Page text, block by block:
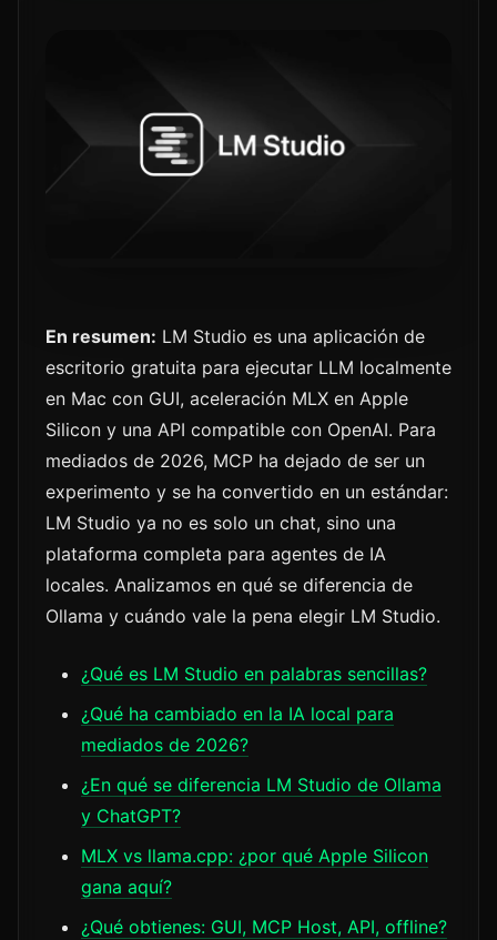
En resumen: LM Studio es una aplicación de
escritorio gratuita para ejecutar LLM localmente
en Mac con GUI, aceleración MLX en Apple
Silicon y una API compatible con OpenAI. Para
mediados de 2026, MCP ha dejado de ser un
experimento y se ha convertido en un estándar:
LM Studio ya no es solo un chat, sino una
plataforma completa para agentes de IA
locales. Analizamos en qué se diferencia de
Ollama y cuándo vale la pena elegir LM Studio.
¿Qué es LM Studio en palabras sencillas?
¿Qué ha cambiado en la IA local para
mediados de 2026?
¿En qué se diferencia LM Studio de Ollama
y ChatGPT?
MLX vs llama.cpp: ¿por qué Apple Silicon
gana aquí?
¿Qué obtienes: GUI, MCP Host, API, offline?